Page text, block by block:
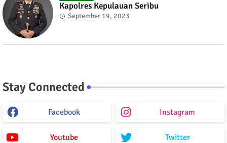
Kapolres Kepulauan Seribu
September 19, 2023
Stay Connected
Facebook Instagram
Youtube Twitter